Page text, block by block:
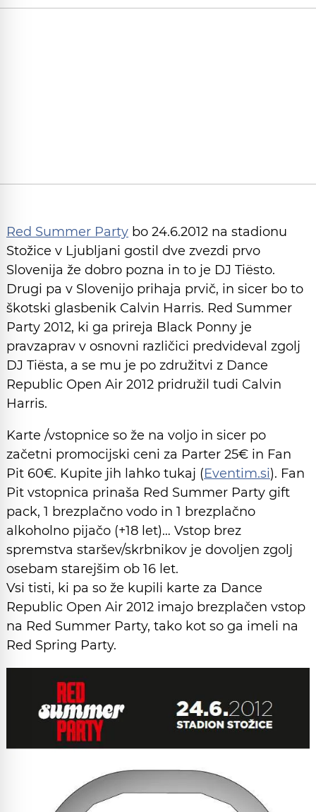
Red Summer Party bo 24.6.2012 na stadionu
Stožice v Ljubljani gostil dve zvezdi prvo
Slovenija že dobro pozna in to je DJ Tiësto.
Drugi pa v Slovenijo prihaja prvič, in sicer bo to
škotski glasbenik Calvin Harris. Red Summer
Party 2012, ki ga prireja Black Ponny je
pravzaprav v osnovni različici predvideval zgolj
DJ Tiësta, a se mu je po združitvi z Dance
Republic Open Air 2012 pridružil tudi Calvin
Harris.
Karte /vstopnice so že na voljo in sicer po
začetni promocijski ceni za Parter 25€ in Fan
Pit 60€. Kupite jih lahko tukaj (Eventim.si). Fan
Pit vstopnica prinaša Red Summer Party gift
pack, 1 brezplačno vodo in 1 brezplačno
alkoholno pijačo (+18 let)… Vstop brez
spremstva staršev/skrbnikov je dovoljen zgolj
osebam starejšim ob 16 let.
Vsi tisti, ki pa so že kupili karte za Dance
Republic Open Air 2012 imajo brezplačen vstop
na Red Summer Party, tako kot so ga imeli na
Red Spring Party.